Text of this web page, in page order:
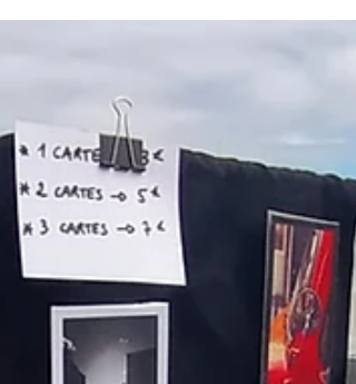
quelques textes que j'avais partagés sur les